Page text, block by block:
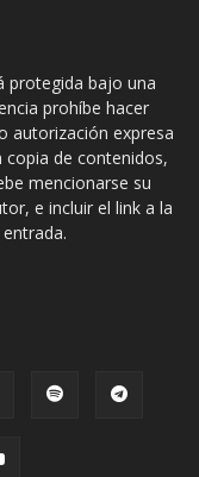
protegida bajo una
prohíbe hacer
autorización expresa
copia de contenidos,
mencionarse su
e incluir el link a la